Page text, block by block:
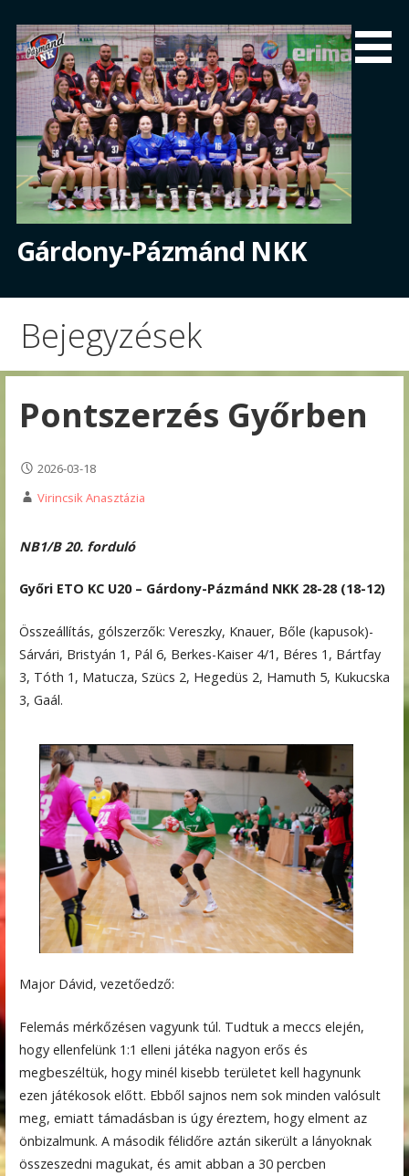
content
Gárdony-Pázmánd NKK
Bejegyzések
Pontszerzés Győrben
2026-03-18
Virincsik Anasztázia
NB1/B 20. forduló
Győri ETO KC U20 – Gárdony-Pázmánd NKK 28-28 (18-12)
Összeállítás, gólszerzők: Vereszky, Knauer, Bőle (kapusok)-
Sárvári, Bristyán 1, Pál 6, Berkes-Kaiser 4/1, Béres 1, Bártfay
3, Tóth 1, Matucza, Szücs 2, Hegedüs 2, Hamuth 5, Kukucska
3, Gaál.
Major Dávid, vezetőedző:
Felemás mérkőzésen vagyunk túl. Tudtuk a meccs elején,
hogy ellenfelünk 1:1 elleni játéka nagyon erős és
megbeszéltük, hogy minél kisebb területet kell hagynunk
ezen játékosok előtt. Ebből sajnos nem sok minden valósult
meg, emiatt támadásban is úgy éreztem, hogy elment az
önbizalmunk. A második félidőre aztán sikerült a lányoknak
összeszedni magukat, és amit abban a 30 percben